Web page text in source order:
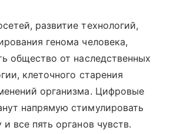
развитие технологий,
генома человека,
общество от наследственных
клеточного старения
организма. Цифровые
напрямую стимулировать
все пять органов чувств.